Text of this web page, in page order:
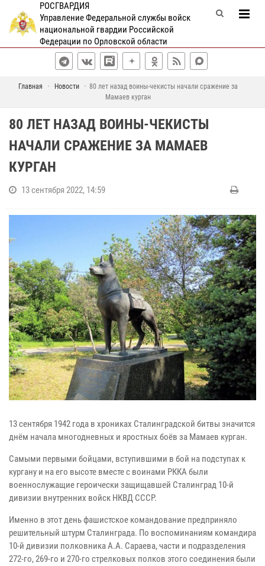
РОСГВАРДИЯ
Управление Федеральной службы войск
национальной гвардии Российской
Федерации по Орловской области
Главная Новости
80 лет назад воины-чекисты начали сражение за
Мамаев курган
80 ЛЕТ НАЗАД ВОИНЫ-ЧЕКИСТЫ
НАЧАЛИ СРАЖЕНИЕ ЗА МАМАЕВ
КУРГАН
13 сентября 2022, 14:59
13 сентября 1942 года в хрониках Сталинградской битвы значится
днём начала многодневных и яростных боёв за Мамаев курган.
Самыми первыми бойцами, вступившими в бой на подступах к
кургану и на его высоте вместе с воинами РККА были
военнослужащие героически защищавшей Сталинград 10-й
дивизии внутренних войск НКВД СССР.
Именно в этот день фашистское командование предприняло
решительный штурм Сталинграда. По воспоминаниям командира
10-й дивизии полковника А.А. Сараева, части и подразделения
272-го, 269-го и 270-го стрелковых полков этого соединения были